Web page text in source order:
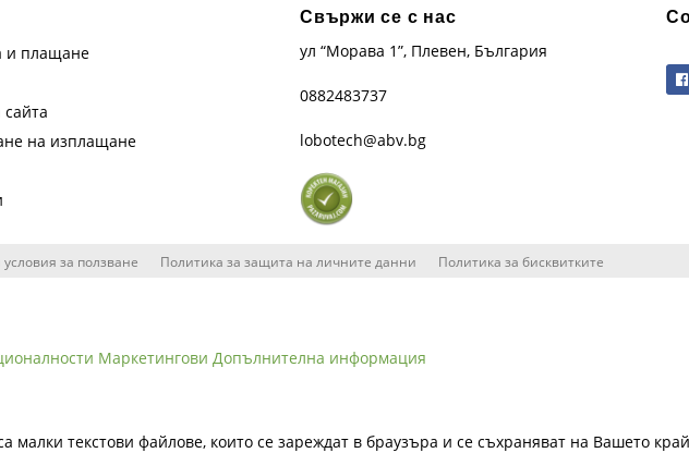
и плащане
на изплащане
Свържи се с нас
ул “Морава 1”, Плевен, България
0882483737
lobotech@abv.bg
за ползване Политика за защита на личните данни Политика за бисквитките
Маркетингови Допълнителна информация
малки текстови файлове, които се зареждат в браузъра и се съхраняват на Вашето